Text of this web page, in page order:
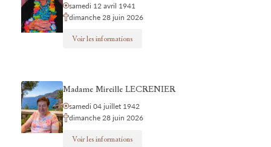
samedi 12 avril 1941
dimanche 28 juin 2026
Voir les informations
Madame Mireille LECRENIER
samedi 04 juillet 1942
dimanche 28 juin 2026
Voir les informations